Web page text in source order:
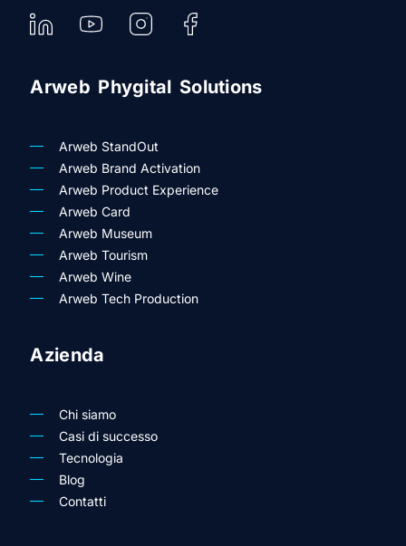
Arweb Phygital Solutions
Arweb StandOut
Arweb Brand Activation
Arweb Product Experience
Arweb Card
Arweb Museum
Arweb Tourism
Arweb Wine
Arweb Tech Production
Azienda
Chi siamo
Casi di successo
Tecnologia
Blog
Contatti